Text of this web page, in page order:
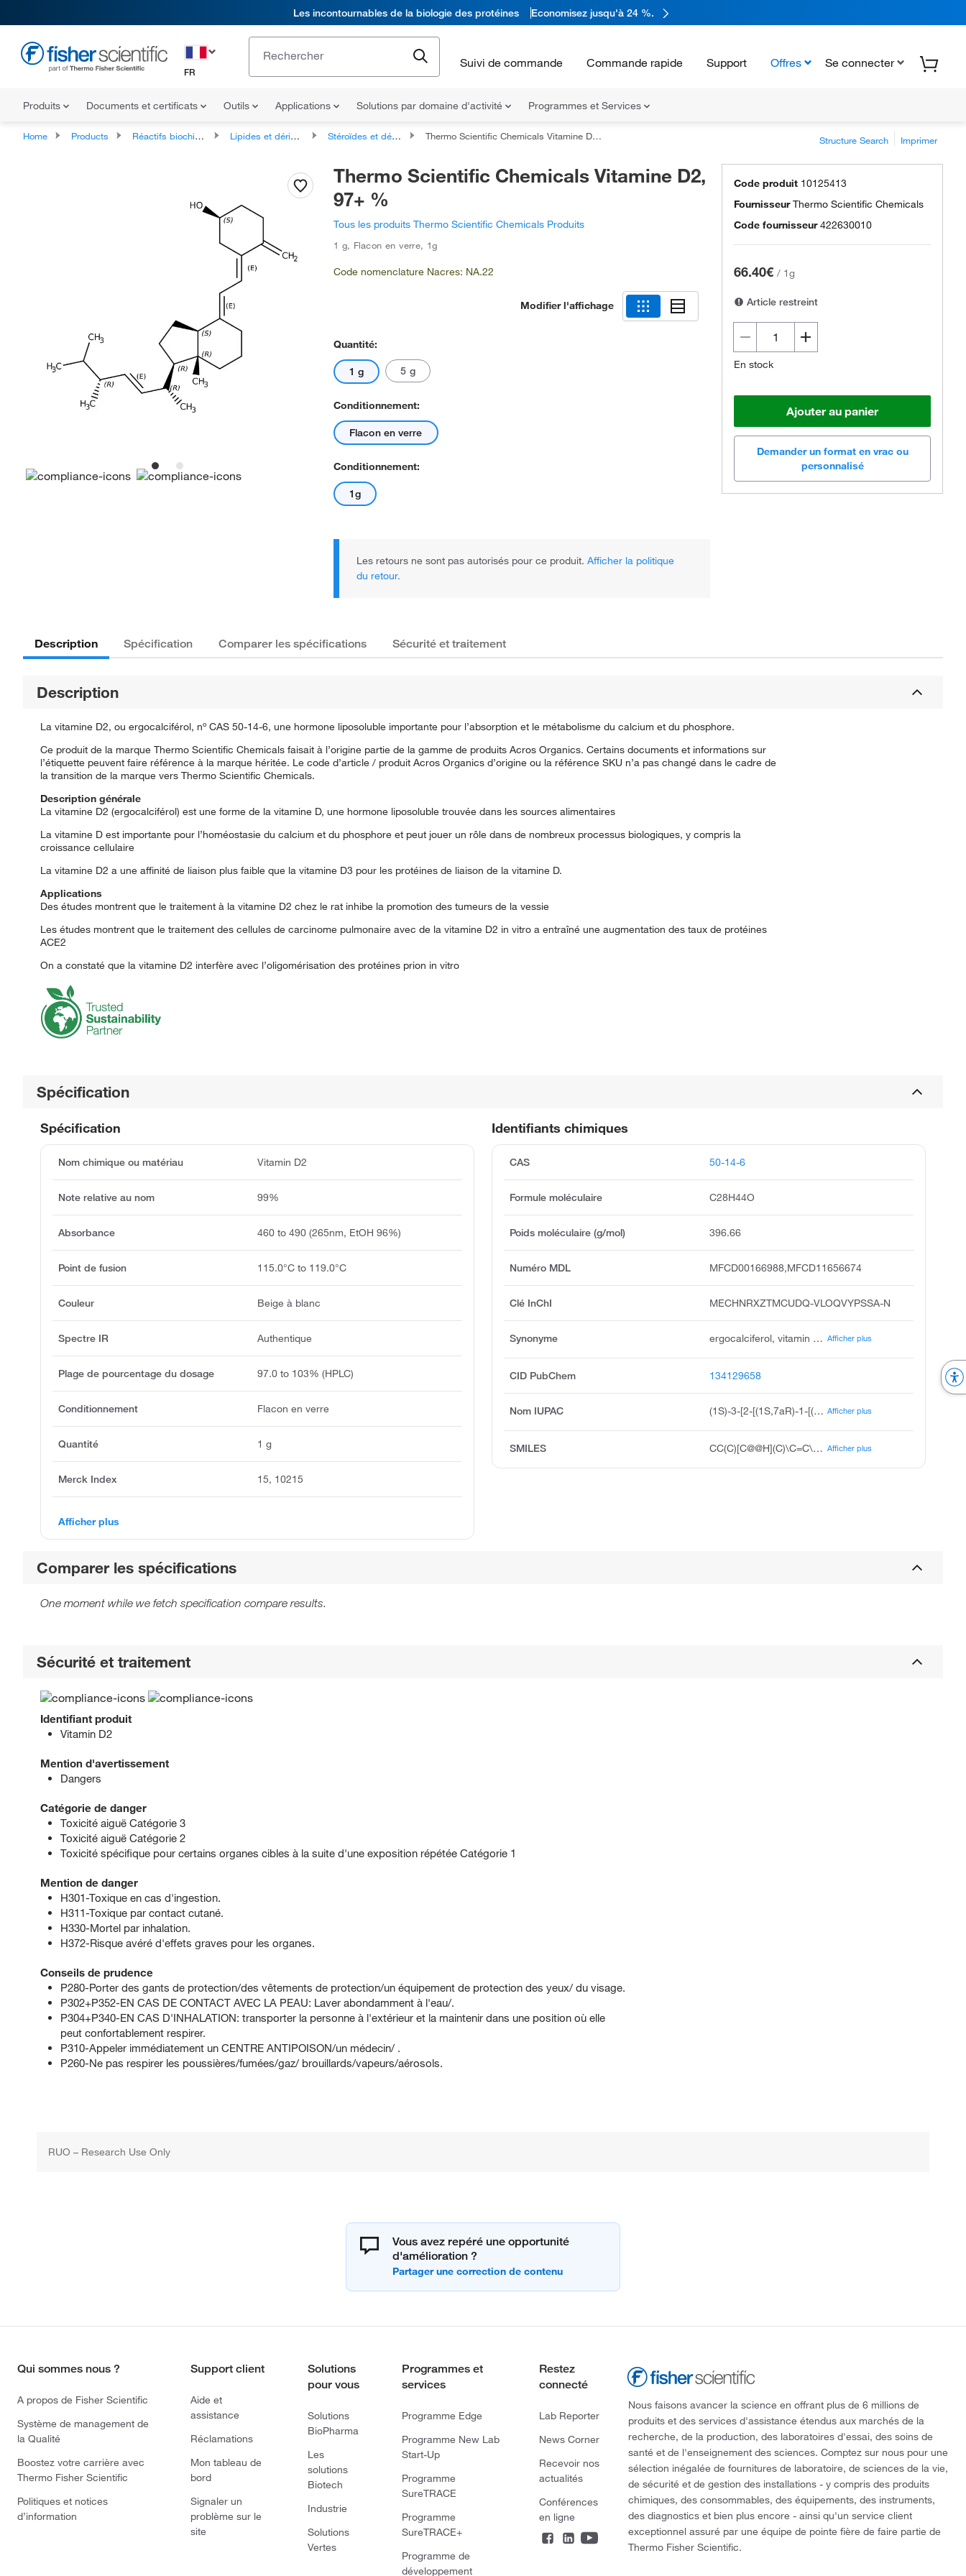
Les incontournables de la biologie des protéines Economisez jusqu'à 24 %.
FR
Suivi de commande Commande rapide Support Offres Se connecter
Produits Documents et certificats Outils Applications Solutions par domaine d'activité Programmes et Services
Home Products Réactifs biochimiques Lipides et dérivés lipidiques Stéroïdes et dérivés Thermo Scientific Chemicals Vitamine D2, 97+ % Structure Search Imprimer
Thermo Scientific Chemicals Vitamine D2,
97+ %
Tous les produits Thermo Scientific Chemicals Produits
1 g, Flacon en verre, 1g
Code nomenclature Nacres: NA.22
Modifier l'affichage
Quantité:
1 g 5 g
Conditionnement:
Flacon en verre
Conditionnement:
1g
Les retours ne sont pas autorisés pour ce produit. Afficher la politique
du retour.
Code produit 10125413
FournisseurThermo Scientific Chemicals
Code fournisseur 422630010
66.40€ / 1g
Article restreint
En stock
Ajouter au panier
Demander un format en vrac ou
personnalisé
Description Spécification Comparer les spécifications Sécurité et traitement
Description
La vitamine D2, ou ergocalciférol, nº CAS 50-14-6, une hormone liposoluble importante pour l’absorption et le métabolisme du calcium et du phosphore.
Ce produit de la marque Thermo Scientific Chemicals faisait à l’origine partie de la gamme de produits Acros Organics. Certains documents et informations sur
l’étiquette peuvent faire référence à la marque héritée. Le code d’article / produit Acros Organics d’origine ou la référence SKU n’a pas changé dans le cadre de
la transition de la marque vers Thermo Scientific Chemicals.
Description générale
La vitamine D2 (ergocalciférol) est une forme de la vitamine D, une hormone liposoluble trouvée dans les sources alimentaires
La vitamine D est importante pour l’homéostasie du calcium et du phosphore et peut jouer un rôle dans de nombreux processus biologiques, y compris la
croissance cellulaire
La vitamine D2 a une affinité de liaison plus faible que la vitamine D3 pour les protéines de liaison de la vitamine D.
Applications
Des études montrent que le traitement à la vitamine D2 chez le rat inhibe la promotion des tumeurs de la vessie
Les études montrent que le traitement des cellules de carcinome pulmonaire avec de la vitamine D2 in vitro a entraîné une augmentation des taux de protéines
ACE2
On a constaté que la vitamine D2 interfère avec l’oligomérisation des protéines prion in vitro
Spécification
Identifiants chimiques
CAS 50-14-6
Formule moléculaire C28H44O
Poids moléculaire (g/mol) 396.66
Numéro MDL MFCD00166988,MFCD11656674
Clé InChI MECHNRXZTMCUDQ-VLOQVYPSSA-N
Synonyme ergocalciferol, vitamin d2, calciferol, viosterol, oleovitamin d2, ercalciol, ergorone, detalup, condocaps, crystallina Afficher plus
CID PubChem 134129658
Nom IUPAC (1S)-3-[2-[(1S,7aR)-1-[(2R,5R)-5,6-diméthylhept-3-en-2-yl]-7a-méthyle-2,3,3a,5,6,7-hexahydro-1H-indène-4-ylidène]éthylidène]-4-éthylidènecyclohexane-1-ol Afficher plus
SMILES CC(C)[C@@H](C)\C=C\[C@@H](C)[C@H]1CC[C@H]2\C(CCC[C@]12C)=C\C=C1/C[C@@H](O)CCC1=C Afficher plus
Spécification
Nom chimique ou matériau Vitamin D2
Note relative au nom 99%
Absorbance 460 to 490 (265nm, EtOH 96%)
Point de fusion 115.0°C to 119.0°C
Couleur Beige à blanc
Spectre IR Authentique
Plage de pourcentage du dosage 97.0 to 103% (HPLC)
Conditionnement Flacon en verre
Quantité 1 g
Merck Index 15, 10215
Afficher plus
Comparer les spécifications
One moment while we fetch specification compare results.
Sécurité et traitement
Identifiant produit
Vitamin D2
Mention d'avertissement
Dangers
Catégorie de danger
Toxicité aiguë Catégorie 3
Toxicité aiguë Catégorie 2
Toxicité spécifique pour certains organes cibles à la suite d'une exposition répétée Catégorie 1
Mention de danger
H301-Toxique en cas d'ingestion.
H311-Toxique par contact cutané.
H330-Mortel par inhalation.
H372-Risque avéré d'effets graves pour les organes.
Conseils de prudence
P280-Porter des gants de protection/des vêtements de protection/un équipement de protection des yeux/ du visage.
P302+P352-EN CAS DE CONTACT AVEC LA PEAU: Laver abondamment à l'eau/.
P304+P340-EN CAS D'INHALATION: transporter la personne à l'extérieur et la maintenir dans une position où elle
peut confortablement respirer.
P310-Appeler immédiatement un CENTRE ANTIPOISON/un médecin/ .
P260-Ne pas respirer les poussières/fumées/gaz/ brouillards/vapeurs/aérosols.
RUO – Research Use Only
Vous avez repéré une opportunité
d'amélioration ?
Qui sommes nous ?
A propos de Fisher Scientific
Système de management de
la Qualité
Boostez votre carrière avec
Thermo Fisher Scientific
Politiques et notices
d’information
Support client
Aide et
assistance
Réclamations
Mon tableau de
bord
Signaler un
problème sur le
site
Solutions
pour vous
Solutions
BioPharma
Les
solutions
Biotech
Industrie
Solutions
Vertes
Programmes et
services
Programme Edge
Programme New Lab
Start-Up
Programme
SureTRACE
Programme
SureTRACE+
Programme de
développement
Restez
connecté
Lab Reporter
News Corner
Recevoir nos
actualités
Conférences
en ligne
Nous faisons avancer la science en offrant plus de 6 millions de
produits et des services d'assistance étendus aux marchés de la
recherche, de la production, des laboratoires d'essai, des soins de
santé et de l'enseignement des sciences. Comptez sur nous pour une
sélection inégalée de fournitures de laboratoire, de sciences de la vie,
de sécurité et de gestion des installations - y compris des produits
chimiques, des consommables, des équipements, des instruments,
des diagnostics et bien plus encore - ainsi qu'un service client
exceptionnel assuré par une équipe de pointe fière de faire partie de
Thermo Fisher Scientific.